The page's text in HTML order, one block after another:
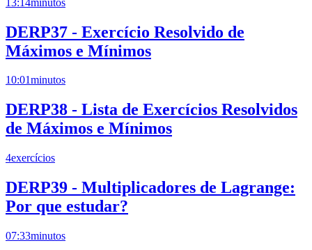
DERP37 - Exercício Resolvido de
Máximos e Mínimos
10:01minutos
DERP38 - Lista de Exercícios Resolvidos
de Máximos e Mínimos
4exercícios
DERP39 - Multiplicadores de Lagrange:
Por que estudar?
07:33minutos